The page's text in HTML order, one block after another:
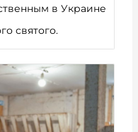
в Украине
святого.